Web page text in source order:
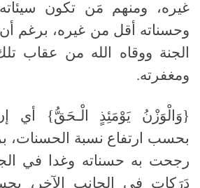
غيره، ومنهم مَن تكون
وحسناته أقل من غيره، برغم
الجنة ووقاه الله من عقاب
ومغفرته.
{وَالْوَزْنُ يَوْمَئِذٍ الْـحَقُّ} أي
بحسب ارتفاع نسبة الحسنات،
رجحت به حسناته وغدا في
دَرَكات في الجانب الآخر،